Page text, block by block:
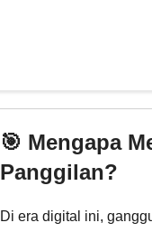
🎯 Mengapa
Panggilan?
Di era digital ini,